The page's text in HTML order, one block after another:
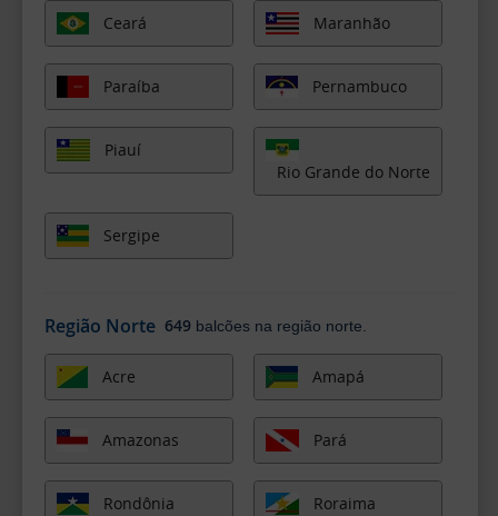
Ceará Maranhão
Paraíba Pernambuco
Piauí
Rio Grande do Norte
Sergipe
Região Norte 649balcões na região norte.
Acre Amapá
Amazonas Pará
Rondônia Roraima